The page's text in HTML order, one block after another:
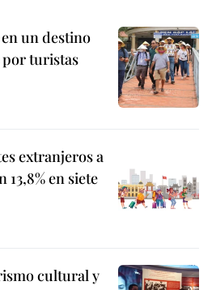
un destino
por turistas
extranjeros a
en siete
cultural y